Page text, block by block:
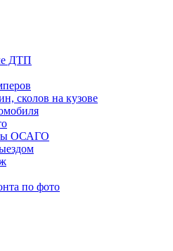
ДТП
сколов на кузове
ОСАГО
по фото